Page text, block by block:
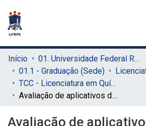
Início
01. Universidade Federal Rural de Pernambuco - UFRPE (Sede)
01.1 - Graduação (Sede)
TCC - Licenciatura em Química (Sede)
Avaliação de aplicativos de Química: uma investigação através do Modelo de Avaliação de Aplicativos Educacionais
Avaliação de